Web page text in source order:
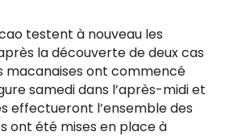
testent à nouveau les
la découverte de deux cas
macanaises ont commencé
samedi dans l’après-midi et
effectueront l’ensemble des
ont été mises en place à